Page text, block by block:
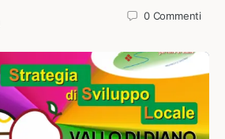
0 Commenti